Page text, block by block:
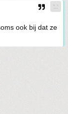
ook bij dat ze